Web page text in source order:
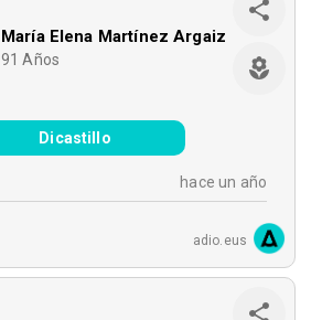
María Elena Martínez Argaiz
91 Años
Dicastillo
hace un año
adio.eus